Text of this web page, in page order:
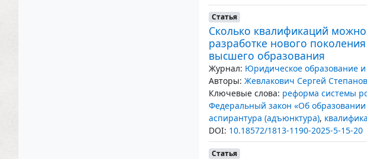
Статья
Сколько квалификаций
разработке нового
высшего образования
Журнал: Юридическое образование
Авторы: Жевлакович Сергей
Ключевые слова: реформа системы
Федеральный закон «Об
аспирантура (адъюнктура),
DOI: 10.18572/1813-1190-2025-5-15-20
Статья